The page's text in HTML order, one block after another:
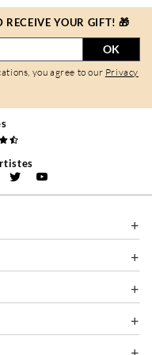
RECEIVE YOUR GIFT! 🎁
OK
you agree to our Privacy